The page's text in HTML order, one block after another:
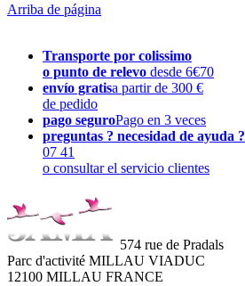
Arriba de página
Transporte por colissimo
o punto de relevo desde 6€70
envío gratisa partir de 300 €
de pedido
pago seguroPago en 3 veces
preguntas ? necesidad de ayuda ?
07 41
o consultar el servicio clientes
574 rue de Pradals
Parc d'activité MILLAU VIADUC
12100 MILLAU FRANCE